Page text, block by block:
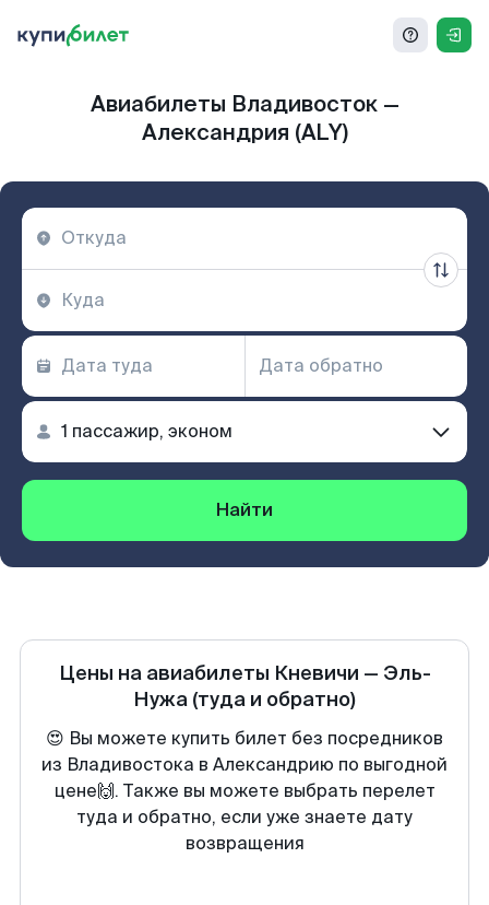
Авиабилеты Владивосток —
Александрия (ALY)
Найти
Цены на авиабилеты Кневичи — Эль-
Нужа (туда и обратно)
😍 Вы можете купить билет без посредников
из Владивостока в Александрию по выгодной
цене🙌. Также вы можете выбрать перелет
туда и обратно, если уже знаете дату
возвращения